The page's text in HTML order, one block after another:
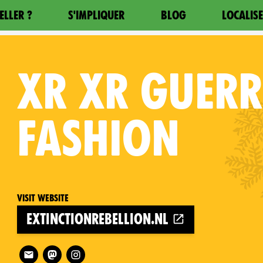
? S'IMPLIQUER BLOG
XR XR
FASHION
Visit website
extinctionrebellion.nl
Follow XR XR Guerrilla Fashion on